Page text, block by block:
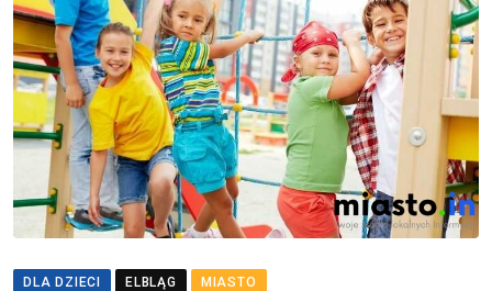
DLA DZIECI ELBLĄG MIASTO